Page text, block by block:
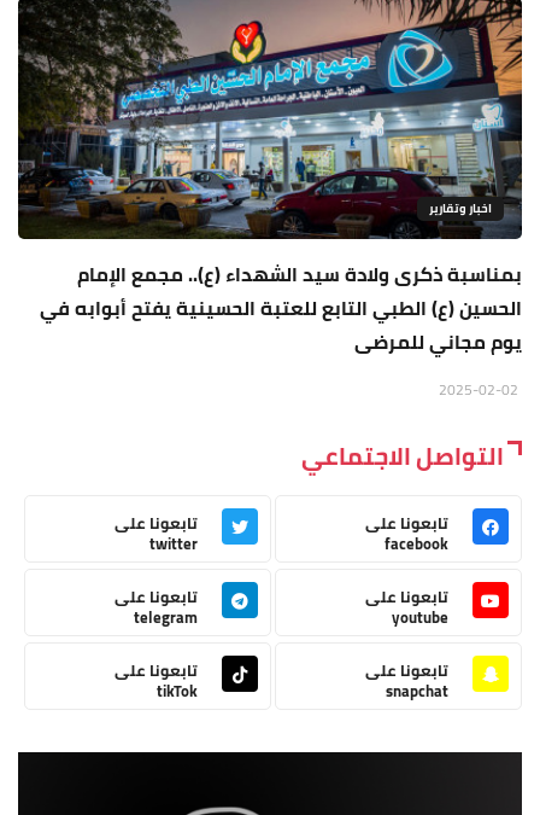
اخبار وتقارير
بمناسبة ذكرى ولادة سيد الشهداء (ع).. مجمع الإمام
الحسين (ع) الطبي التابع للعتبة الحسينية يفتح أبوابه في
يوم مجاني للمرضى
التواصل الاجتماعي
تابعونا على
facebook
تابعونا على
twitter
تابعونا على
youtube
تابعونا على
telegram
تابعونا على
snapchat
تابعونا على
tikTok